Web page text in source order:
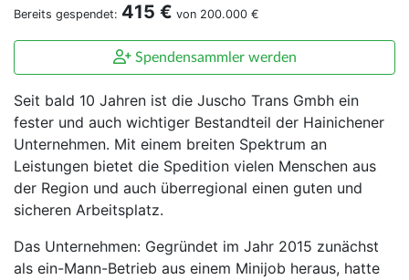
Bereits gespendet: 415 € von 200.000 €
Spendensammler werden
Seit bald 10 Jahren ist die Juscho Trans Gmbh ein
fester und auch wichtiger Bestandteil der Hainichener
Unternehmen. Mit einem breiten Spektrum an
Leistungen bietet die Spedition vielen Menschen aus
der Region und auch überregional einen guten und
sicheren Arbeitsplatz.
Das Unternehmen: Gegründet im Jahr 2015 zunächst
als ein-Mann-Betrieb aus einem Minijob heraus, hatte